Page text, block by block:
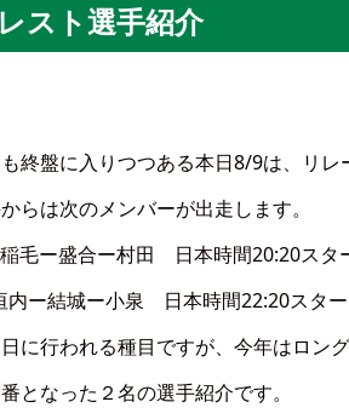
スト選手紹介
終盤に入りつつある本日8/9は、リレ
らは次のメンバーが出走します。
毛ー盛合ー村田 日本時間20:20スタ
内ー結城ー小泉 日本時間22:20スター
に行われる種目ですが、今年はロン
となった２名の選手紹介です。